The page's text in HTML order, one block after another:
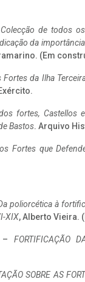
Colecção de todos
da
(Em
Fortes da Ilha
fortes,
Bastos. Arquivo
Fortes que
poliorcética à
XIX, Alberto Vieira.
– FORTIFICAÇÃO
SOBRE AS